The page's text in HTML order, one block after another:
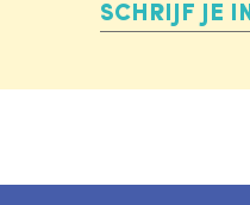
SCHRIJF JE IN